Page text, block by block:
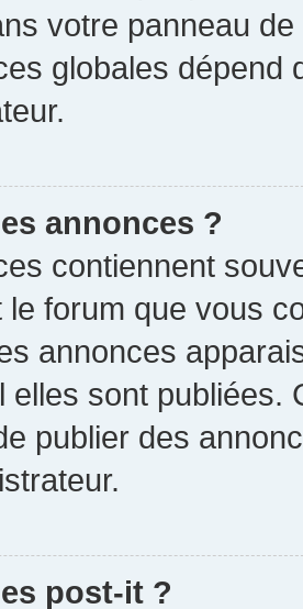
votre panneau
globales dépend
annonces ?
contiennent
le forum que vous
annonces
elles sont publiées.
publier des
post-it ?